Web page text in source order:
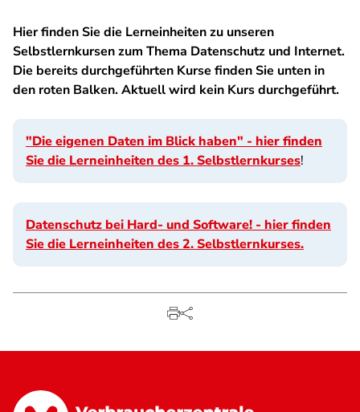
Hier finden Sie die Lerneinheiten zu unseren
Selbstlernkursen zum Thema Datenschutz und Internet.
Die bereits durchgeführten Kurse finden Sie unten in
den roten Balken. Aktuell wird kein Kurs durchgeführt.
"Die eigenen Daten im Blick haben" - hier finden
Sie die Lerneinheiten des 1. Selbstlernkurses!
Datenschutz bei Hard- und Software! - hier finden
Sie die Lerneinheiten des 2. Selbstlernkurses.